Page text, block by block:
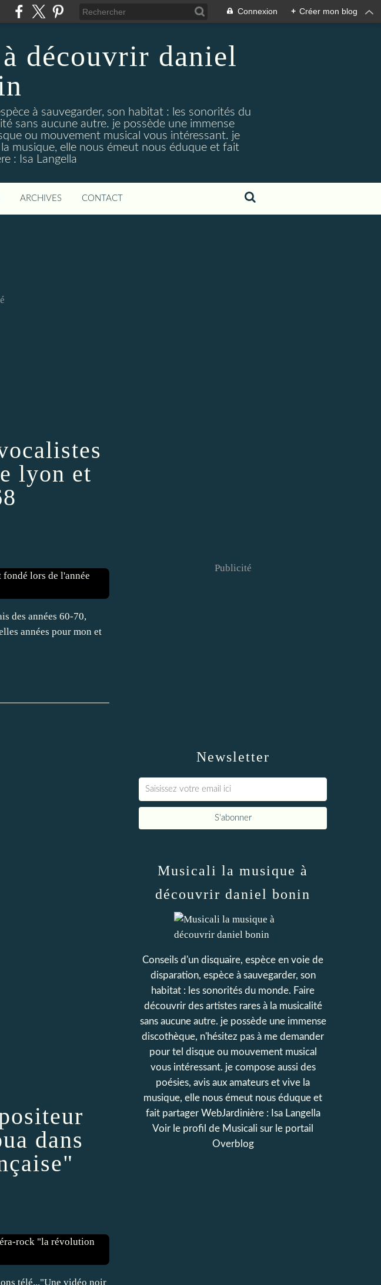
Connexion + Créer mon blog
découvrir daniel
à sauvegarder, son habitat : les sonorités du
sans aucune autre. je possède une immense
ou mouvement musical vous intéressant. je
musique, elle nous émeut nous éduque et fait
: Isa Langella
ARCHIVES CONTACT
lyon et
des années 60-70,
années pour mon et
dans
télé..."Une vidéo noir
Newsletter
Publicité
Musicali la musique à
découvrir daniel bonin
Conseils d'un disquaire, espèce en voie de
disparation, espèce à sauvegarder, son
habitat : les sonorités du monde. Faire
découvrir des artistes rares à la musicalité
sans aucune autre. je possède une immense
discothèque, n'hésitez pas à me demander
pour tel disque ou mouvement musical
vous intéressant. je compose aussi des
poésies, avis aux amateurs et vive la
musique, elle nous émeut nous éduque et
fait partager WebJardinière : Isa Langella
Voir le profil de Musicali sur le portail
Overblog